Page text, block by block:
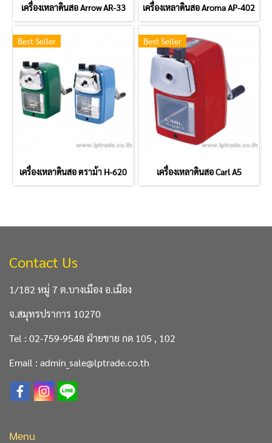
เครื่องเหลาดินสอ Arrow AR-33 เครื่องเหลาดินสอ Aroma AP-402
Best Seller
เครื่องเหลาดินสอ ตราม้า H-620
Best Seller
เครื่องเหลาดินสอ Carl A5
Contact Us
1/182 หมู่ 7 ต.บางเมือง อ.เมือง
จ.สมุทรปราการ 10270
Tel : 02-759-9548 ฝ่ายขาย กด 105 , 102
Email : admin_sale@lptrade.co.th
Menu